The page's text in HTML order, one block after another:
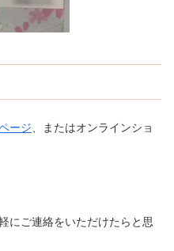
ージ 、またはオンラインショ
にご連絡をいただけたらと思